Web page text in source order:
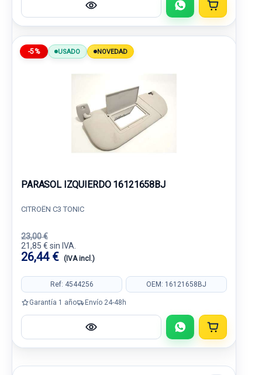
-5% USADO NOVEDAD
PARASOL IZQUIERDO 16121658BJ
CITROËN C3 TONIC
23,00 €
21,85 € sin IVA.
26,44 € (IVA incl.)
Ref: 4544256 OEM: 16121658BJ
Garantía 1 año Envío 24-48h